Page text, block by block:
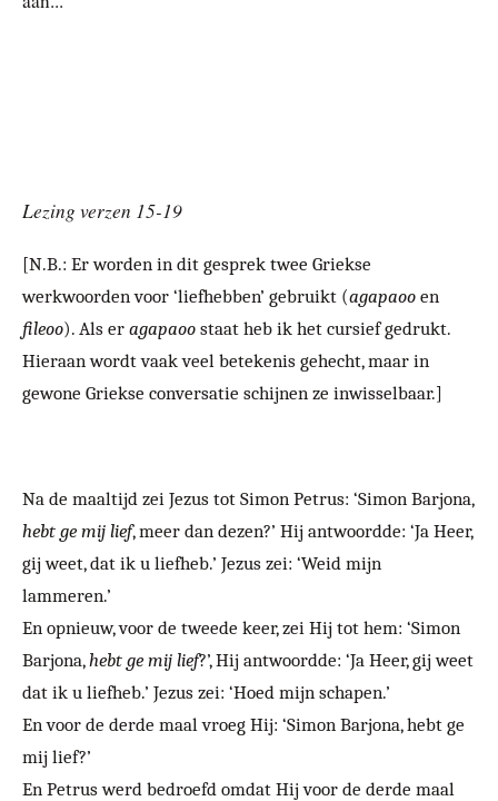
Lezing verzen 15-19
[N.B.: Er worden in dit gesprek twee Griekse
werkwoorden voor ‘liefhebben’ gebruikt (agapaoo en
fileoo). Als er agapaoo staat heb ik het cursief gedrukt.
Hieraan wordt vaak veel betekenis gehecht, maar in
gewone Griekse conversatie schijnen ze inwisselbaar.]
Na de maaltijd zei Jezus tot Simon Petrus: ‘Simon Barjona,
hebt ge mij lief, meer dan dezen?’ Hij antwoordde: ‘Ja Heer,
gij weet, dat ik u liefheb.’ Jezus zei: ‘Weid mijn
lammeren.’
En opnieuw, voor de tweede keer, zei Hij tot hem: ‘Simon
Barjona, hebt ge mij lief?’, Hij antwoordde: ‘Ja Heer, gij weet
dat ik u liefheb.’ Jezus zei: ‘Hoed mijn schapen.’
En voor de derde maal vroeg Hij: ‘Simon Barjona, hebt ge
mij lief?’
En Petrus werd bedroefd omdat Hij voor de derde maal